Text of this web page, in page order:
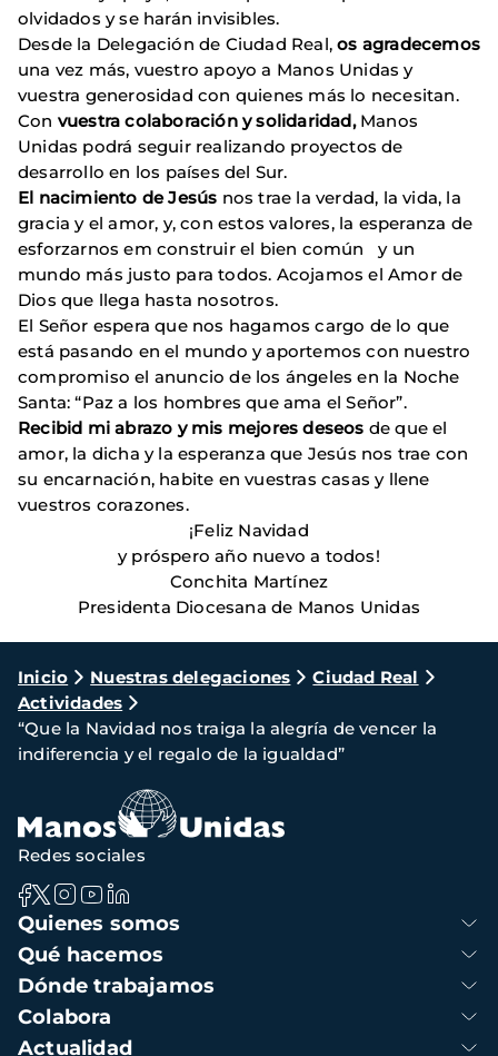
olvidados y se harán invisibles.
Desde la Delegación de Ciudad Real,os agradecemos
una vez más, vuestro apoyo a Manos Unidas y
vuestra generosidad con quienes más lo necesitan.
Con vuestra colaboración y solidaridad, Manos
Unidas podrá seguir realizando proyectos de
desarrollo en los países del Sur.
El nacimiento de Jesús nos trae la verdad, la vida, la
gracia y el amor, y, con estos valores, la esperanza de
esforzarnos em construir el bien común y un
mundo más justo para todos. Acojamos el Amor de
Dios que llega hasta nosotros.
El Señor espera que nos hagamos cargo de lo que
está pasando en el mundo y aportemos con nuestro
compromiso el anuncio de los ángeles en la Noche
Santa: “Paz a los hombres que ama el Señor”.
Recibid mi abrazo y mis mejores deseos de que el
amor, la dicha y la esperanza que Jesús nos trae con
su encarnación, habite en vuestras casas y llene
vuestros corazones.
¡Feliz Navidad
y próspero año nuevo a todos!
Conchita Martínez
Presidenta Diocesana de Manos Unidas
Ruta
de
navegación
Inicio Nuestras delegaciones
Ciudad Real
Actividades
“Que la Navidad nos traiga la alegría de vencer la
indiferencia y el regalo de la igualdad”
Navegación
principal
Quienes somos
Qué hacemos
Dónde trabajamos
Colabora
Actualidad
Redes sociales